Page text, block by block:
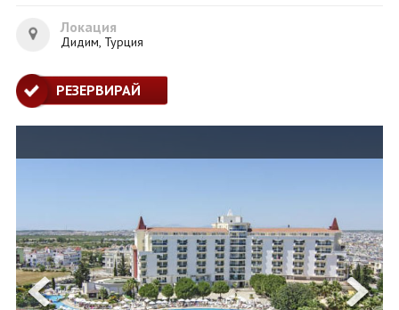
КРУИЗИ
ЕКСКУРЗИИ
0700 144 34 Запитване
Локация
Дидим, Турция
РЕЗЕРВИРАЙ